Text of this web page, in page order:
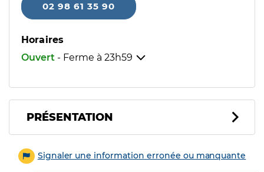
02 98 61 35 90
Horaires
Ouvert - Ferme à 23h59
PRÉSENTATION
Signaler une information erronée ou manquante